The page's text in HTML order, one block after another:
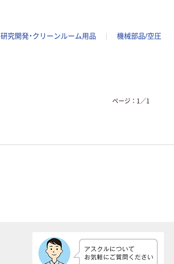
研究開発・クリーンルーム用品
機械部品/空圧
ページ： 1／1